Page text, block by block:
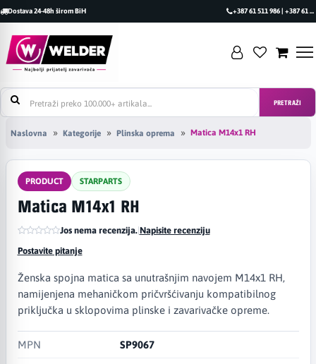
Dostava 24-48h širom BiH +387 61 511 986 | +387 61 493 470
PRETRAŽI
Naslovna Kategorije Plinska oprema Matica M14x1 RH
PRODUCT STARPARTS
Matica M14x1 RH
Jos nema recenzija.|Napisite recenziju
Postavite pitanje
Ženska spojna matica sa unutrašnjim navojem M14x1 RH,
namijenjena mehaničkom pričvršćivanju kompatibilnog
priključka u sklopovima plinske i zavarivačke opreme.
MPN SP9067